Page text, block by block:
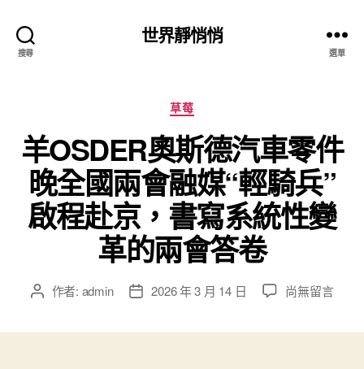
搜尋
世界靜悄悄
選單
分
類
草莓
羊OSDER奧斯德汽車零件
晚全國兩會融媒“輕騎兵”
啟程赴京，書寫系統性變
革的兩會答卷
文 作者: admin
文 2026 年 3 月 14 日
在
尚無留言